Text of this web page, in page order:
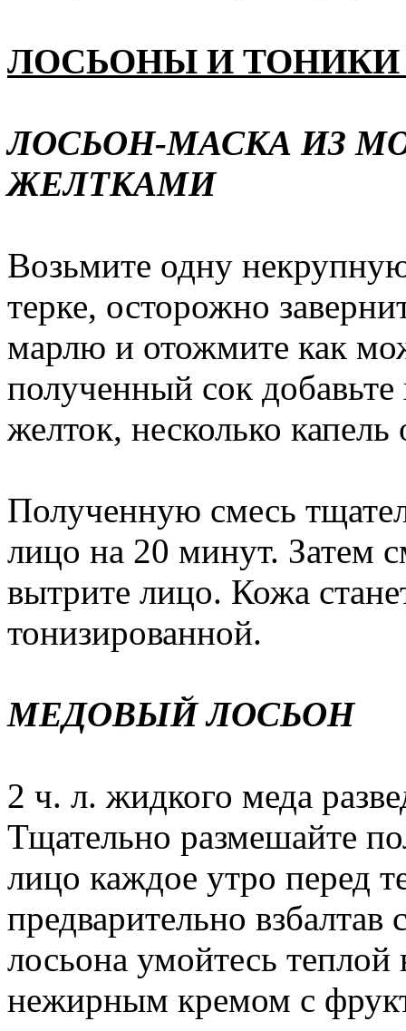
ЛОСЬОНЫ И
ЛОСЬОН-МАСКА ИЗ
ЖЕЛТКАМИ
Возьмите одну
терке, осторожно
марлю и отожмите как
полученный сок
желток, несколько
Полученную смесь
лицо на 20 минут. Затем
вытрите лицо. Кожа
тонизированной.
МЕДОВЫЙ ЛОСЬОН
2 ч. л. жидкого меда
Тщательно размешайте
лицо каждое утро перед
предварительно
лосьона умойтесь
нежирным кремом с